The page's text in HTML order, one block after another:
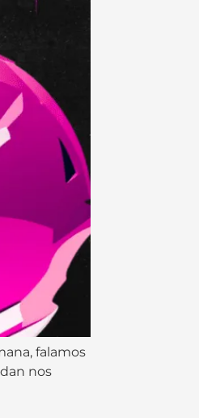
falamos
nos